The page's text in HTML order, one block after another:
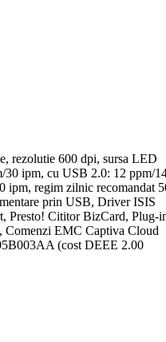
rezolutie 600 dpi, sursa LED
ipm, cu USB 2.0: 12 ppm/
ipm, regim zilnic recomandat
prin USB, Driver ISIS
Presto! Cititor BizCard, Plug-
Comenzi EMC Captiva Cloud
(cost DEEE 2.00